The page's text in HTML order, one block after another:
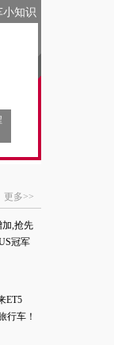
小知识
更多>>
,抢先
冠军
ET5
行车！